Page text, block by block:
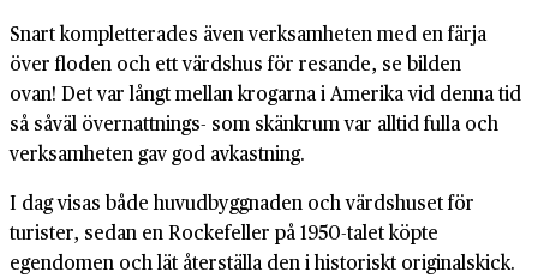
Snart kompletterades även verksamheten med en färja
över floden och ett värdshus för resande, se bilden
ovan! Det var långt mellan krogarna i Amerika vid denna tid
så såväl övernattnings- som skänkrum var alltid fulla och
verksamheten gav god avkastning.
I dag visas både huvudbyggnaden och värdshuset för
turister, sedan en Rockefeller på 1950-talet köpte
egendomen och lät återställa den i historiskt originalskick.